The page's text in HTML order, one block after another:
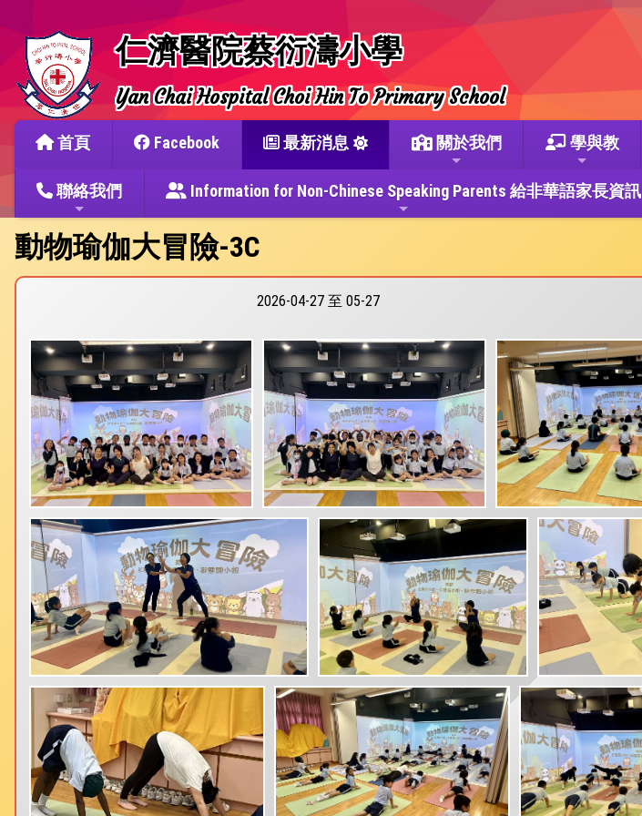
仁濟醫院蔡衍濤小學
Yan Chai Hospital Choi Hin To Primary School
首頁 Facebook 最新消息 關於我們 學與教
聯絡我們 Information for Non-Chinese Speaking Parents 給非華語家長資訊
動物瑜伽大冒險-3C
2026-04-27 至 05-27